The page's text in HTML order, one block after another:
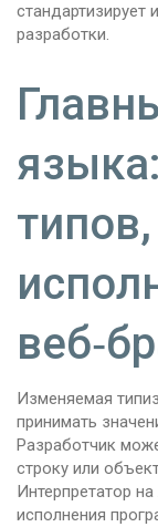
разработки.
Изменяемая
принимать
Разработчик
строку или
Интерпретатор
исполнения